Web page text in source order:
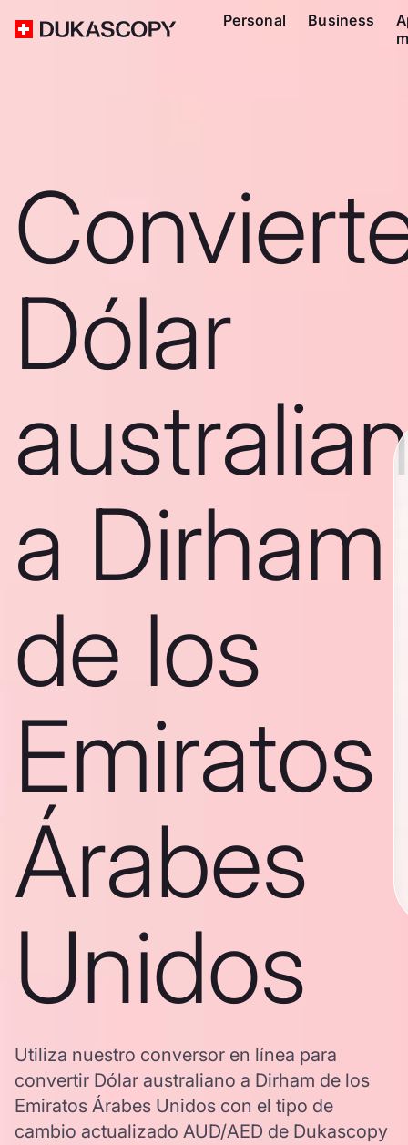
Personal Business
Dólar
a Dirham
de los
Emiratos
Árabes
Unidos
Utiliza nuestro conversor en línea para
convertir Dólar australiano a Dirham de los
Emiratos Árabes Unidos con el tipo de
cambio actualizado AUD/AED de Dukascopy